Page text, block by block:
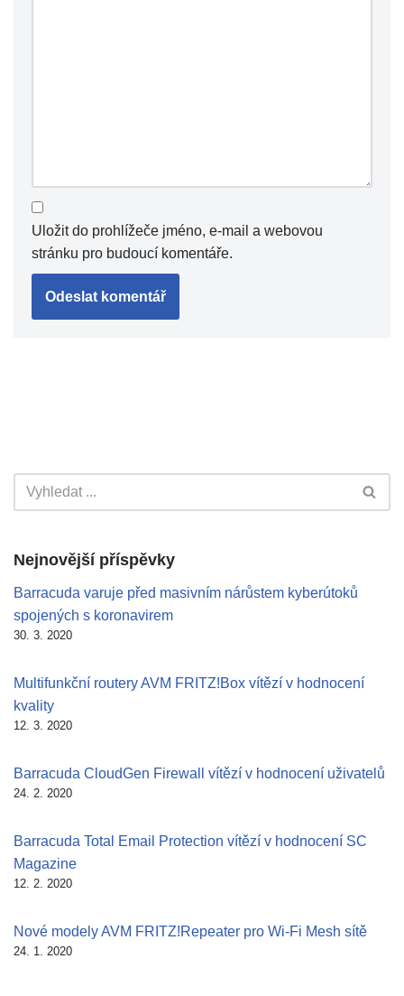
Uložit do prohlížeče jméno, e-mail a webovou
stránku pro budoucí komentáře.
Nejnovější příspěvky
Barracuda varuje před masivním nárůstem kyberútoků
spojených s koronavirem
30. 3. 2020
Multifunkční routery AVM FRITZ!Box vítězí v hodnocení
kvality
12. 3. 2020
Barracuda CloudGen Firewall vítězí v hodnocení uživatelů
24. 2. 2020
Barracuda Total Email Protection vítězí v hodnocení SC
Magazine
12. 2. 2020
Nové modely AVM FRITZ!Repeater pro Wi-Fi Mesh sítě
24. 1. 2020